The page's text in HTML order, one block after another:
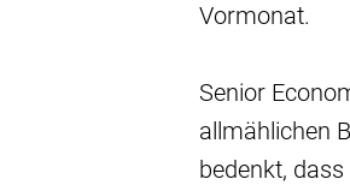
Vormonat.
Senior
allmählichen
bedenkt,